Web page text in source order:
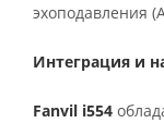
эхоподавления
Интеграция и
Fanvil i554